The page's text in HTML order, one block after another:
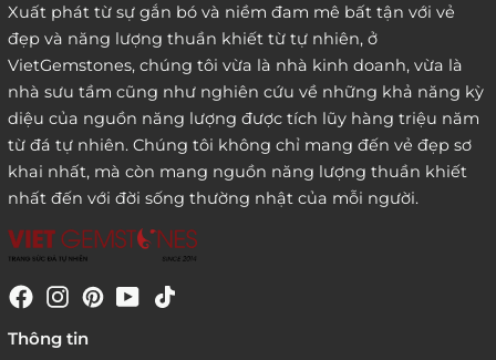
3. Đặt hàng thông quaemail hay chat trực tiếp với
chúng tôi:
website:
Xuất phát từ sự gắn bó và niềm đam mê bất tận với vẻ
đẹp và năng lượng thuần khiết từ tự nhiên, ở
VietGemstones, chúng tôi vừa là nhà kinh doanh, vừa là
nhà sưu tầm cũng như nghiên cứu về những khả năng kỳ
diệu của nguồn năng lượng được tích lũy hàng triệu năm
từ đá tự nhiên. Chúng tôi không chỉ mang đến vẻ đẹp sơ
khai nhất, mà còn mang nguồn năng lượng thuần khiết
nhất đến với đời sống thường nhật của mỗi người.
Thông tin